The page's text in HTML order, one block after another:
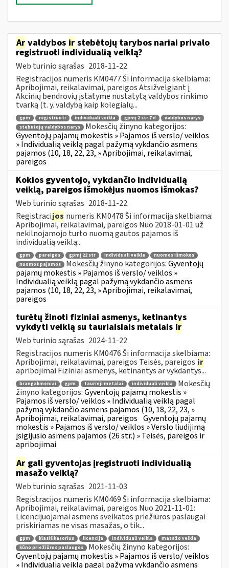
Ar valdybos ir stebėtojų tarybos nariai privalo
registruoti individualią veiklą?
Web turinio sąrašas 2018-11-22
Registracijos numeris KM0477 Ši informacija skelbiama:
Apribojimai, reikalavimai, pareigos Atsižvelgiant į
Akcinių bendrovių įstatyme nustatytą valdybos rinkimo
tvarką (t. y. valdybą kaip kolegialų...
gpm registruoti individuali veikla gpmį 2 str 7 d
valdybos narys
stebėtojų valdybos narys
Mokesčių žinyno kategorijos:
Gyventojų pajamų mokestis » Pajamos iš verslo/ veiklos
» Individualią veiklą pagal pažymą vykdančio asmens
pajamos (10, 18, 22, 23, » Apribojimai, reikalavimai,
pareigos
Kokios gyventojo, vykdančio individualią
veiklą, pareigos išmokėjus nuomos išmokas?
Web turinio sąrašas 2018-11-22
Registracijos numeris KM0478 Ši informacija skelbiama:
Apribojimai, reikalavimai, pareigos Nuo 2018-01-01 už
nekilnojamojo turto nuomą gautos pajamos iš
individualią veiklą...
gpm pareigos gpmį 22 str individuali veikla
nuomos išmokos
nuomos pajamos
Mokesčių žinyno kategorijos:Gyventojų
pajamų mokestis » Pajamos iš verslo/ veiklos »
Individualią veiklą pagal pažymą vykdančio asmens
pajamos (10, 18, 22, 23, » Apribojimai, reikalavimai,
pareigos
turėtų žinoti fiziniai asmenys, ketinantys
vykdyti veiklą su tauriaisiais metalais ir
Web turinio sąrašas 2024-11-22
Registracijos numeris KM0476 Ši informacija skelbiama:
Apribojimai, reikalavimai, pareigos Teisės, pareigos ir
apribojimai Fiziniai asmenys, ketinantys ar vykdantys...
brangakmeniai gpm taurieji metalai individuali veikla
Mokesčių
žinyno kategorijos:Gyventojų pajamų mokestis »
Pajamos iš verslo/ veiklos » Individualią veiklą pagal
pažymą vykdančio asmens pajamos (10, 18, 22, 23, »
Apribojimai, reikalavimai, pareigos Gyventojų pajamų
mokestis » Pajamos iš verslo/ veiklos » Verslo liudijimą
įsigijusio asmens pajamos (26 str.) » Teisės, pareigos ir
apribojimai
Ar gali gyventojas įregistruoti individualią
masažo veiklą?
Web turinio sąrašas 2021-11-03
Registracijos numeris KM0469 Ši informacija skelbiama:
Apribojimai, reikalavimai, pareigos Nuo 2021-11-01:
Licencijuojamai asmens sveikatos priežiūros paslaugai
priskiriamas ne visas masažas, o tik...
gpm klasifikatorius licencija individuali veikla
masažo veikla
kūno priežiūros paslaugos
Mokesčių žinyno kategorijos:
Gyventojų pajamų mokestis » Pajamos iš verslo/ veiklos
» Individualią veiklą pagal pažymą vykdančio asmens